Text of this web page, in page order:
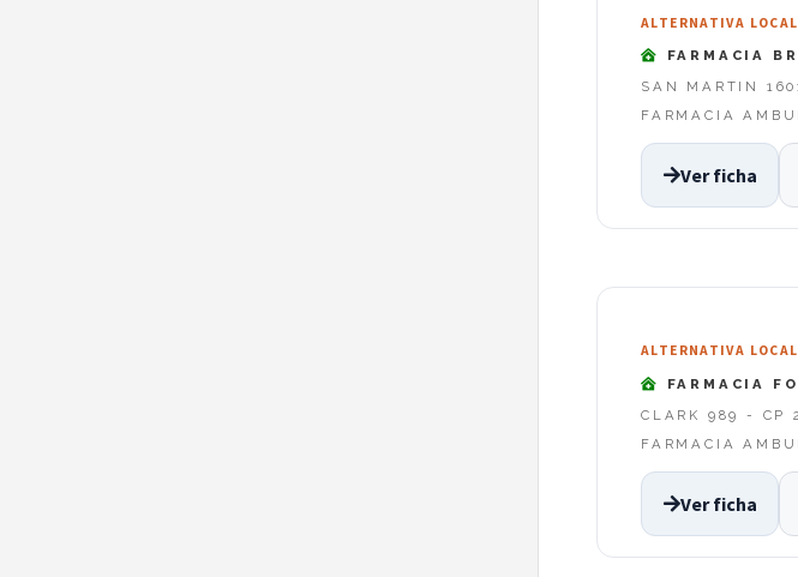
ALTERNATIVA LOCAL
FARMACIA
SAN MARTIN
FARMACIA
Ver ficha
ALTERNATIVA LOCAL
FARMACIA
CLARK 989 - CP
FARMACIA
Ver ficha